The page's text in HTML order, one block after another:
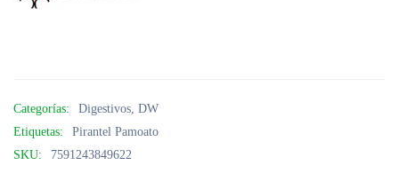
Categorías: Digestivos, DW
Etiquetas:
Pirantel Pamoato
SKU:
7591243849622